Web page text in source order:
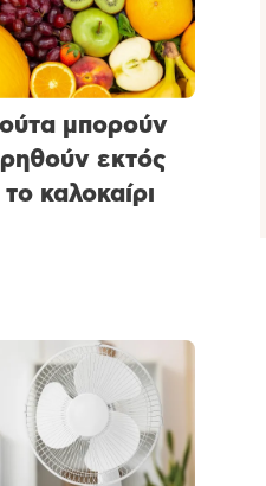
μπορούν
εκτός
καλοκαίρι